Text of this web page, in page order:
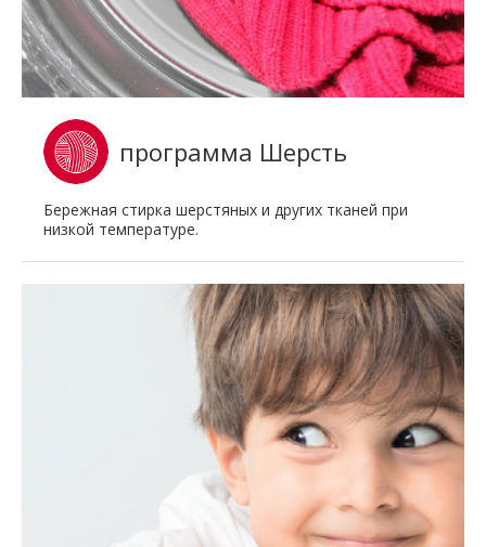
программа Шерсть
Бережная стирка шерстяных и других тканей при
низкой температуре.